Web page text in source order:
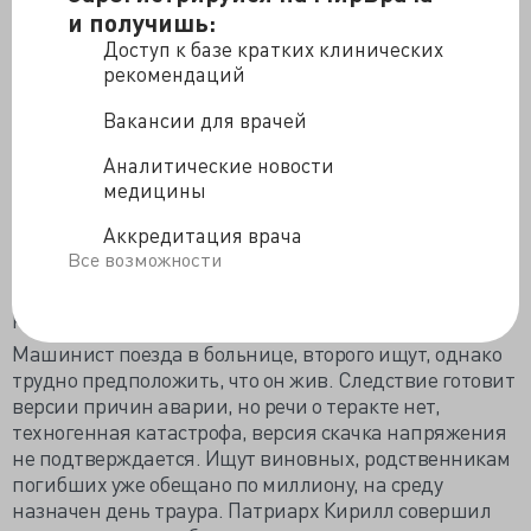
и получишь:
Доступ к базе кратких клинических
рекомендаций
Вакансии для врачей
Аналитические новости
медицины
Аккредитация врача
Все возможности
К этому часу в стационары госпитализировано 161
пострадавший, почти треть - в тяжёлом состоянии. В
Институте имени Склифосовского, куда традиционно
привозят самых тяжёлых, находятся 13
пострадавших, восемь поступили на руки
реаниматологов. Трёх с ранениями брюшной полости
готовят к экстренной операции. Детей среди
пострадавших, доставленных в Институт имени
Склифосовского, нет. Погибших уже 20. Через 6 часов
после аварии в искорёженном вагоне находятся тела
расплющено в обломках.
Машинист поезда в больнице, второго ищут, однако
трудно предположить, что он жив. Следствие готовит
версии причин аварии, но речи о теракте нет,
техногенная катастрофа, версия скачка напряжения
не подтверждается. Ищут виновных, родственникам
погибших уже обещано по миллиону, на среду
назначен день траура. Патриарх Кирилл совершил